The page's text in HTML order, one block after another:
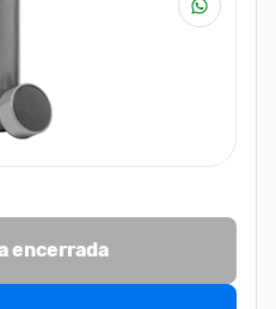
encerrada